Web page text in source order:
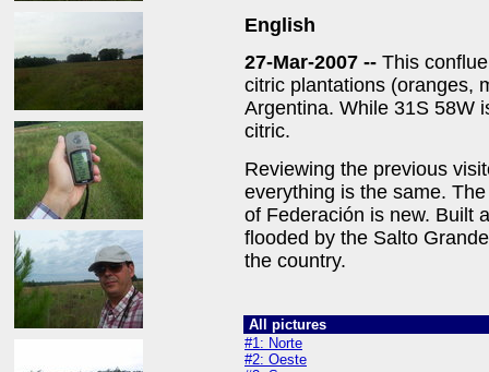
English
27-Mar-2007 -- This
citric plantations (oranges,
Argentina. While 31S 58W
citric.
Reviewing the previous
everything is the same.
of Federación is new. Built
flooded by the Salto
the country.
All pictures
#1: Norte
#2: Oeste